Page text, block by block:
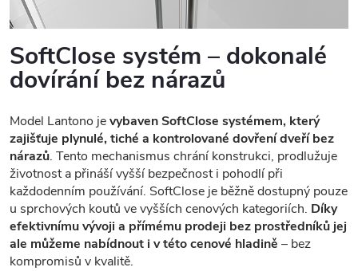
SoftClose systém – dokonalé
dovírání bez nárazů
Model Lantono jevybaven SoftClose systémem, který
zajišťuje plynulé, tiché a kontrolované dovření dveří bez
nárazů. Tento mechanismus chrání konstrukci, prodlužuje
životnost a přináší vyšší bezpečnost i pohodlí při
každodenním používání. SoftClose je běžně dostupný pouze
u sprchových koutů ve vyšších cenových kategoriích. Díky
efektivnímu vývoji a přímému prodeji bez prostředníků jej
ale můžeme nabídnout i v této cenové hladině – bez
kompromisů v kvalitě.